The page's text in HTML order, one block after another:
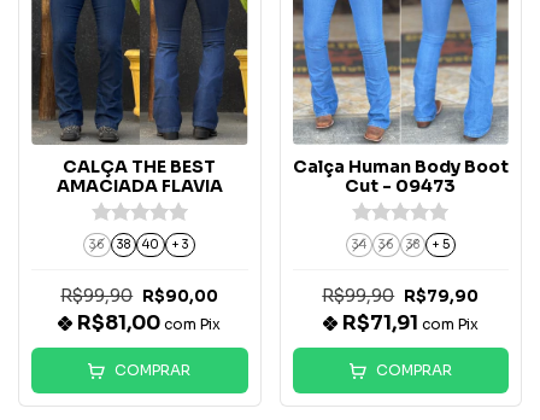
CALÇA THE BEST
AMACIADA FLAVIA
36 38 40 + 3
R$99,90 R$90,00
R$81,00com Pix
COMPRAR
Calça Human Body Boot
Cut - 09473
34 36 38 + 5
R$99,90 R$79,90
R$71,91 com Pix
COMPRAR